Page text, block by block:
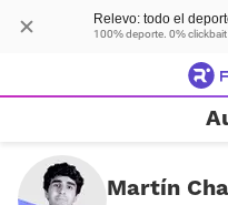
Relevo: todo el
100% deporte. 0% clickbait
Martín